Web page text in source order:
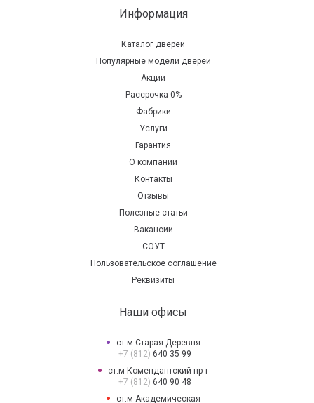
Информация
Каталог дверей
Популярные модели дверей
Акции
Рассрочка 0%
Фабрики
Услуги
Гарантия
О компании
Контакты
Отзывы
Полезные статьи
Вакансии
СОУТ
Пользовательское соглашение
Реквизиты
Наши офисы
ст.м Старая Деревня
+7 (812) 640 35 99
ст.м Комендантский пр-т
+7 (812) 640 90 48
ст.м Академическая